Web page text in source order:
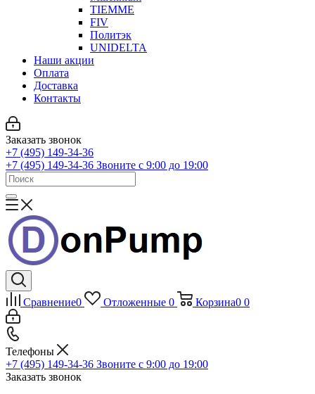
TIEMME
FIV
Политэк
UNIDELTA
Наши акции
Оплата
Доставка
Контакты
Заказать звонок
+7 (495) 149-34-36
+7 (495) 149-34-36 Звоните с 9:00 до 19:00
Сравнение0 Отложенные 0 Корзина0 0
Телефоны
+7 (495) 149-34-36 Звоните с 9:00 до 19:00
Заказать звонок